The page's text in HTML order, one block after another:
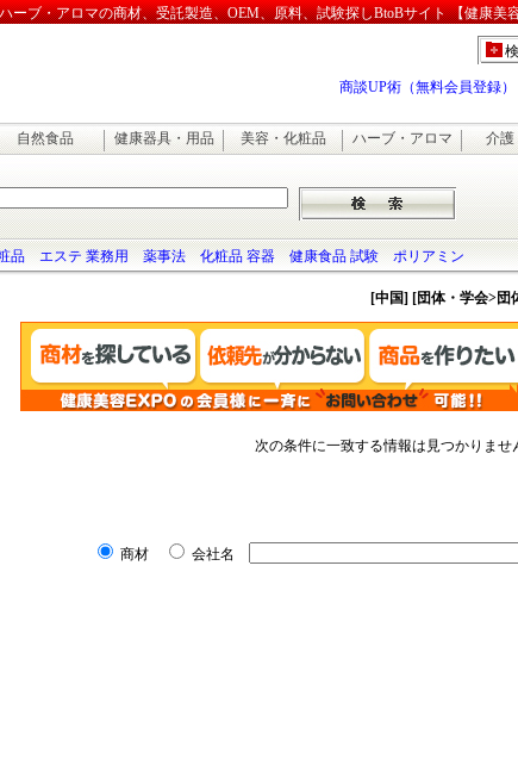
ーブ・アロマの商材、受託製造、OEM、原料、試験探しBtoBサイト 【健康美
商談UP術（無料会員登録）
自然食品 健康器具・用品 美容・化粧品 ハーブ・アロマ 介護
品 エステ 業務用 薬事法 化粧品 容器 健康食品 試験 ポリアミン
[中国] [団体・学会>団
次の条件に一致する情報は見つかりませ
商材 会社名